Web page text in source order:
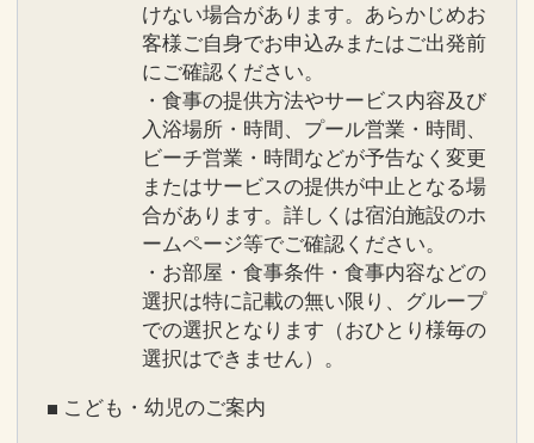
けない場合があります。あらかじめお
客様ご自身でお申込みまたはご出発前
にご確認ください。
・食事の提供方法やサービス内容及び
入浴場所・時間、プール営業・時間、
ビーチ営業・時間などが予告なく変更
またはサービスの提供が中止となる場
合があります。詳しくは宿泊施設のホ
ームページ等でご確認ください。
・お部屋・食事条件・食事内容などの
選択は特に記載の無い限り、グループ
での選択となります（おひとり様毎の
選択はできません）。
■ こども・幼児のご案内